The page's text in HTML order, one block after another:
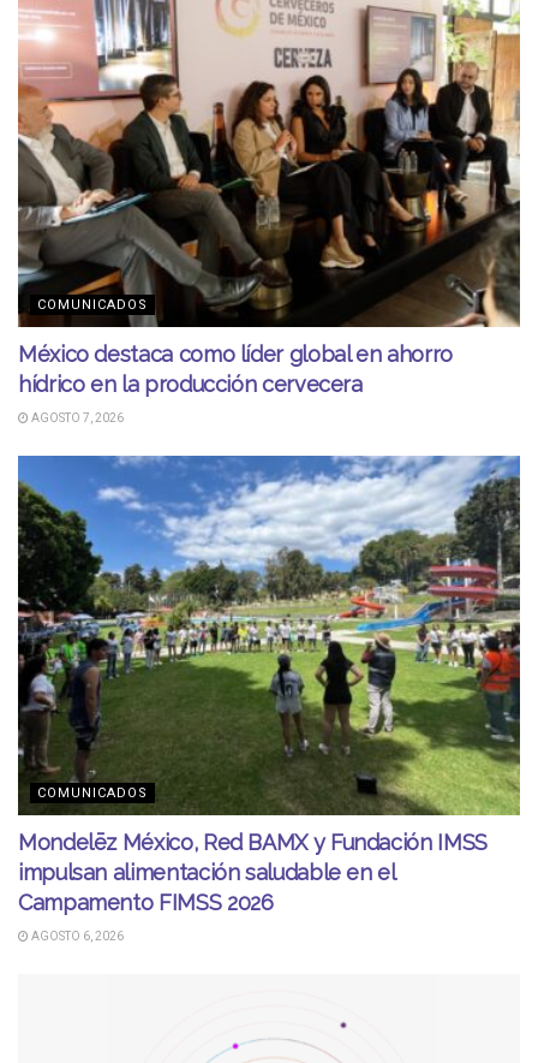
COMUNICADOS
México destaca como líder global en ahorro
hídrico en la producción cervecera
AGOSTO 7, 2026
COMUNICADOS
Mondelēz México, Red BAMX y Fundación IMSS
impulsan alimentación saludable en el
Campamento FIMSS 2026
AGOSTO 6, 2026